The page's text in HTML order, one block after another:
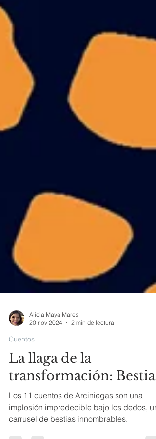
20 nov 2024
2 min de lectura
Cuentos
La llaga de la
transformación: Bestias